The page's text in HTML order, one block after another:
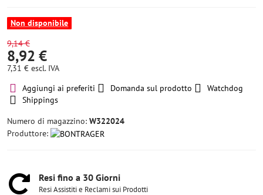
Non disponibile
9,14 €
8,92 €
7,31 € escl. IVA
Aggiungi ai preferiti
Domanda sul prodotto
Watchdog
Shippings
Numero di magazzino: W322024
Produttore:
Resi fino a 30 Giorni
Resi Assistiti e Reclami sui Prodotti